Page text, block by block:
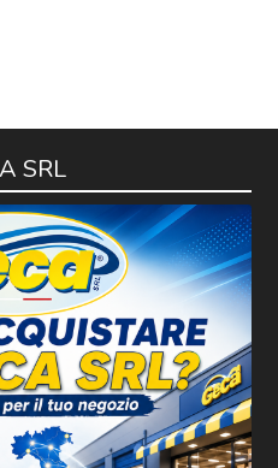
SRL